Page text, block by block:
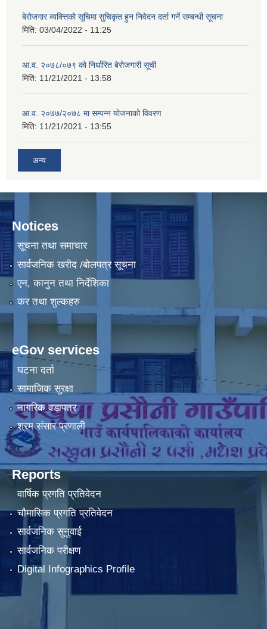
बेरोजगार व्यक्त्तिको सूचिमा सुचिकृत हुन निवेदन दर्ता गर्ने सम्बन्धी सूचना
मिति: 03/04/2022 - 11:25
आ.व. २०७८/०७९ को निर्धारित बेरोजगारी सूची
मिति: 11/21/2021 - 13:58
आ.व. २०७७/२०७८ मा सम्पन्न योजनाको विवरण
मिति: 11/21/2021 - 13:55
अन्य
Notices
सूचना तथा समाचार
सार्वजनिक खरीद /बोलपत्र सूचना
एन, कानुन तथा निर्देशिका
कर तथा शुल्कहरु
eGov services
घटना दर्ता
सामाजिक सुरक्षा
नागरिक वडापत्र
श्रम संसार प्रणाली
Reports
वार्षिक प्रगति प्रतिवेदन
चौमासिक प्रगति प्रतिवेदन
सार्वजनिक सुनुवाई
सार्वजनिक परीक्षण
Digital Infographics Profile